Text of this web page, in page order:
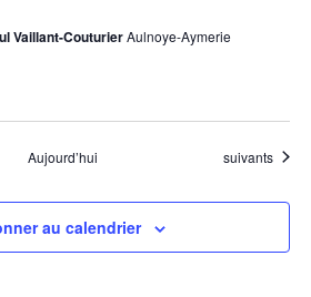
Vaillant-CouturierAulnoye-Aymerie
Aujourd’hui Évènements
suivants
au calendrier